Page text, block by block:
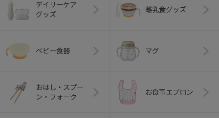
デイリーケア
グッズ
離乳食グッズ
ベビー食器 マグ
おはし・スプー
ン・フォーク
お食事エプロン